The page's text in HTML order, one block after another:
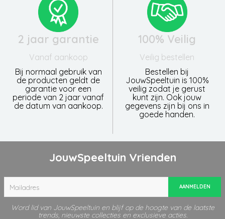
2 jaar garantie
Vanaf aankoop
Bij normaal gebruik van
de producten geldt de
garantie voor een
periode van 2 jaar vanaf
de datum van aankoop.
100% Veilig
Veilig bestellen
Bestellen bij
JouwSpeeltuin is 100%
veilig zodat je gerust
kunt zijn. Ook jouw
gegevens zijn bij ons in
goede handen.
JouwSpeeltuin Vrienden
AANMELDEN
Word lid van JouwSpeeltuin en blijf op de hoogte van de laatste
trends, nieuwste collecties en exclusieve acties.